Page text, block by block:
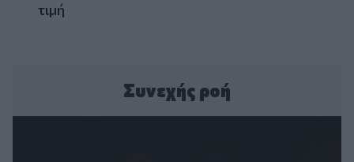
τιμή
Συνεχής ροή